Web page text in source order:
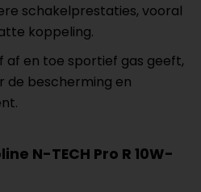
schakelprestaties, vooral
koppeling.
af en toe sportief gas geeft,
de bescherming en
N-TECH Pro R 10W-